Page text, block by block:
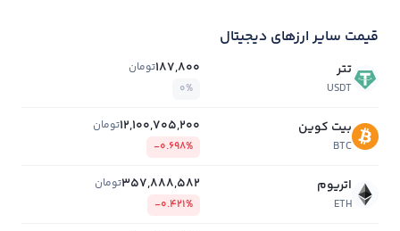
قیمت سایر ارزهای دیجیتال
تتر
USDT
187,800تومان
0%
بیت کوین
BTC
12,100,705,200تومان
-0.698%
اتریوم
ETH
357,888,582تومان
-0.421%